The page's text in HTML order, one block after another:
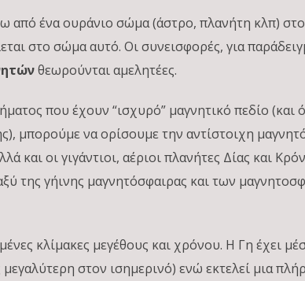
από ένα ουράνιο σώμα (άστρο, πλανήτη κλπ)
στο σώμα αυτό. Οι συνεισφορές, για
θεωρούνται αμελητέες.
που έχουν “ισχυρό” μαγνητικό πεδίο (και
μπορούμε να ορίσουμε την αντίστοιχη
και οι γιγάντιοι, αέριοι πλανήτες Δίας και
της γήινης μαγνητόσφαιρας και των
κλίμακες μεγέθους και χρόνου. Η Γη έχει
στον ισημερινό) ενώ εκτελεί μια